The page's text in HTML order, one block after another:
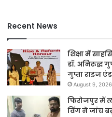
Recent News
शिक्षा में
डॉ. अनिरुद्ध
गुप्ता राइज
August 9, 2026
फिरोजपुर में
विंग ने जांच